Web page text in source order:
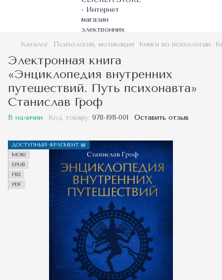
Каталог Психология, мотивация Книги по психологии
Электронная книга
«Энциклопедия внутренних
путешествий. Путь психонавта»
Станислав Гроф
В наличии Код товару: 978-1911-001 Оставить отзыв
ДОСТУПНЫЙ ФРАГМЕНТ 📖
MOBI
EPUB
FB2
PDF